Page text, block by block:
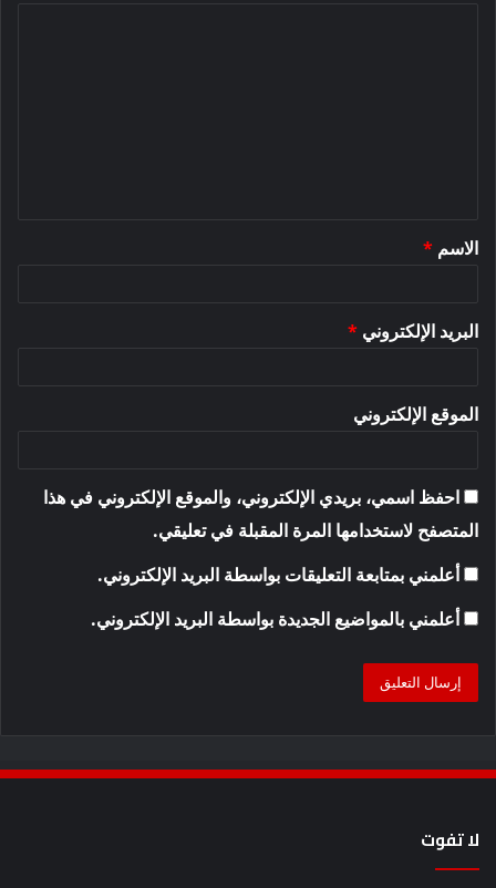
*
الاسم *
البريد الإلكتروني *
الموقع الإلكتروني
احفظ اسمي، بريدي الإلكتروني، والموقع الإلكتروني في هذا
المتصفح لاستخدامها المرة المقبلة في تعليقي.
أعلمني بمتابعة التعليقات بواسطة البريد الإلكتروني.
أعلمني بالمواضيع الجديدة بواسطة البريد الإلكتروني.
لا تفوت